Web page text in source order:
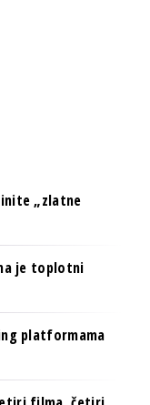
„zlatne
je toplotni
platformama